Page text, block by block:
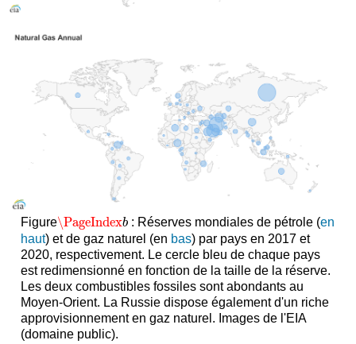
Figure\PageIndexb
\PageIndexb : Réserves mondiales de pétrole (en
haut) et de gaz naturel (en bas) par pays en 2017 et
2020, respectivement. Le cercle bleu de chaque pays
est redimensionné en fonction de la taille de la réserve.
Les deux combustibles fossiles sont abondants au
Moyen-Orient. La Russie dispose également d'un riche
approvisionnement en gaz naturel. Images de l'EIA
(domaine public).